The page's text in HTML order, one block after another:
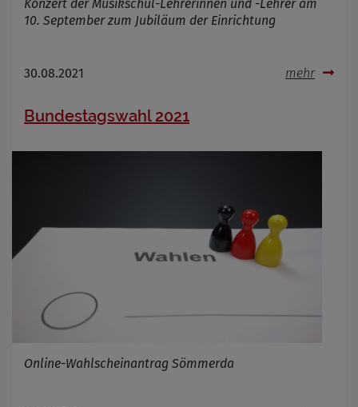
Konzert der Musikschul-Lehrerinnen und -Lehrer am
10. September zum Jubiläum der Einrichtung
30.08.2021 mehr
Bundestagswahl 2021
Online-Wahlscheinantrag Sömmerda